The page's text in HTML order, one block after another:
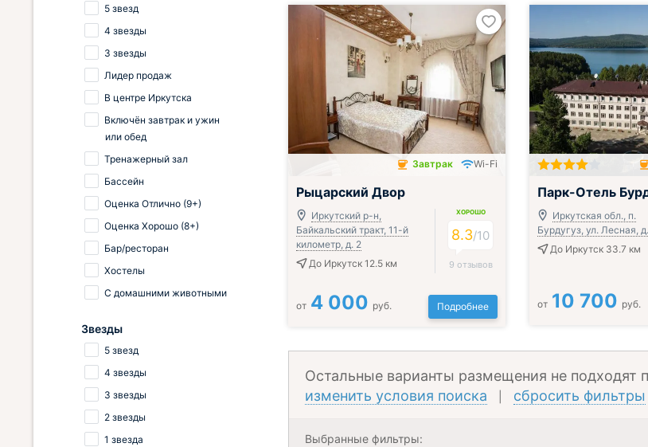
Завтрак включён
Завтрак Wi-Fi
Рыцарский Двор
Иркутский р-н,
Байкальский тракт, 11-й
километр, д. 2
До Иркутск 12.5 км
ХОРОШО
8.3/10
9 отзывов
от 4 000 руб. Подробнее
Завтрак включён
Парк-Отель
Иркутская обл., п.
Бурдугуз, ул. Лесная,
До Иркутск 33.7 км
от 10 700 руб.
Остальные варианты размещения не подходят
изменить условия поиска
сбросить фильтры
Выбранные фильтры:
5 звезд
4 звезды
3 звезды
Лидер продаж
В центре Иркутска
Включён завтрак и ужин
или обед
Тренажерный зал
Бассейн
Оценка Отлично (9+)
Оценка Хорошо (8+)
Бар/ресторан
Хостелы
С домашними животными
Звезды
5 звезд
4 звезды
3 звезды
2 звезды
1 звезда